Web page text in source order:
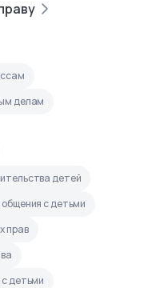
делам
детей
с детьми
прав
детьми